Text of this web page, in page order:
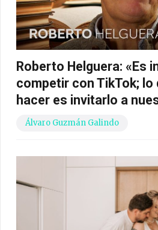
Roberto Helguera: «Es
competir con TikTok; lo
hacer es invitarlo a
Álvaro Guzmán Galindo